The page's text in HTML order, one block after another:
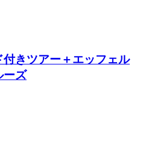
きツアー＋エッフェル
ーズ